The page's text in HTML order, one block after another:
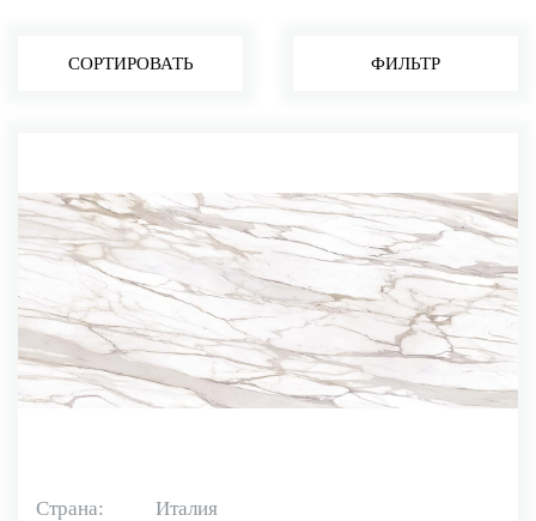
СОРТИРОВАТЬ ФИЛЬТР
Страна:
Италия